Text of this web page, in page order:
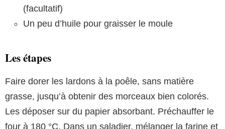
(facultatif)
Un peu d’huile pour graisser le moule
Les étapes
Faire dorer les lardons à la poêle, sans matière
grasse, jusqu’à obtenir des morceaux bien colorés.
Les déposer sur du papier absorbant. Préchauffer le
four à 180 °C. Dans un saladier, mélanger la farine et